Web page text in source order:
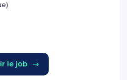
)
le job